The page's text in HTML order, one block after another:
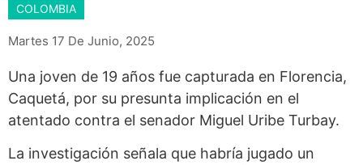
COLOMBIA
Martes 17 De Junio, 2025
Una joven de 19 años fue capturada en Florencia,
Caquetá, por su presunta implicación en el
atentado contra el senador Miguel Uribe Turbay.
La investigación señala que habría jugado un